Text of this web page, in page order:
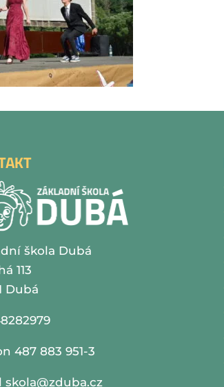
škola Dubá
113
Dubá
487 883 951-3
skola@zduba.cz